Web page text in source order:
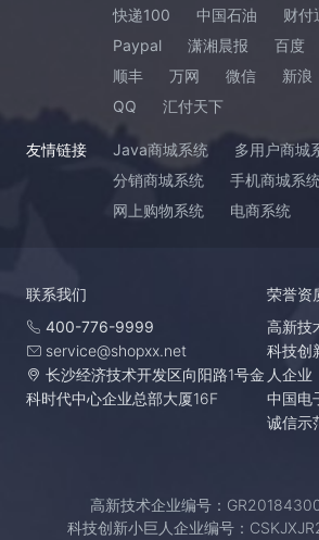
快递100
中国石油 财付
Paypal
潇湘晨报 百度
顺丰
万网 微信 新浪
QQ
汇付天下
友情链接 Java商城系统
多用户商城
分销商城系统
手机商城系
网上购物系统
电商系统
联系我们
400-776-9999
service@shopxx.net
长沙经济技术开发区向阳路1号金
科时代中心企业总部大厦16F
荣誉资
高新技
科技创
人企业
中国电
诚信示
高新技术企业编号：
科技创新小巨人企业编号：